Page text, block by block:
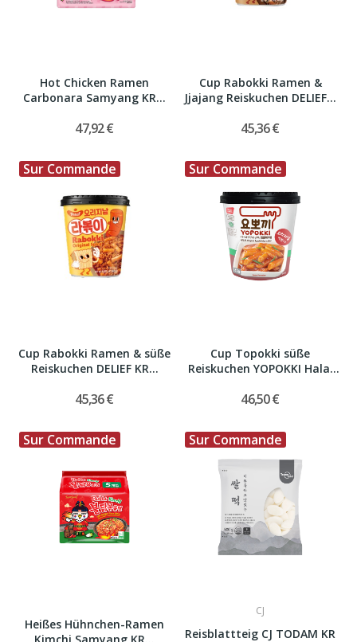
Hot Chicken Ramen
Carbonara Samyang KR...
47,92 €
Cup Rabokki Ramen &
Jjajang Reiskuchen DELIEF...
45,36 €
Sur Commande
Cup Rabokki Ramen & süße
Reiskuchen DELIEF KR...
45,36 €
Sur Commande
Cup Topokki süße
Reiskuchen YOPOKKI Halal
46,50 €
Sur Commande
Heißes Hühnchen-Ramen
Sur Commande
CJ
Reisblattteig CJ TODAM KR